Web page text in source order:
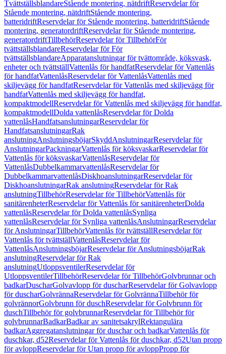
TvättställsblandareStående montering, nätdriftReservdelar för
Stående montering, nätdriftStående montering,
batteridriftReservdelar för Stående montering, batteridriftStående
montering, generatordriftReservdelar för Stående montering,
generatordriftTillbehörReservdelar för TillbehörFör
tvättställsblandareReservdelar för För
tvättställsblandareApparatanslutningar för tvättområde, köksvask,
enheter och tvättställVattenlås för handfatReservdelar för Vattenlås
för handfatVattenlåsReservdelar för VattenlåsVattenlås med
skiljevägg för handfatReservdelar för Vattenlås med skiljevägg för
handfatVattenlås med skiljevägg för handfat,
kompaktmodellReservdelar för Vattenlås med skiljevägg för handfat,
kompaktmodellDolda vattenlåsReservdelar för Dolda
vattenlåsHandfatsanslutningarReservdelar för
HandfatsanslutningarRak
anslutningAnslutningsböjarSkyddAnslutningarReservdelar för
AnslutningarPackningarVattenlås för köksvaskarReservdelar för
Vattenlås för köksvaskarVattenlåsReservdelar för
VattenlåsDubbelkammarvattenlåsReservdelar för
DubbelkammarvattenlåsDiskhoanslutningarReservdelar för
DiskhoanslutningarRak anslutningReservdelar för Rak
anslutningTillbehörReservdelar för TillbehörVattenlås för
sanitärenheterReservdelar för Vattenlås för sanitärenheterDolda
vattenlåsReservdelar för Dolda vattenlåsSynliga
vattenlåsReservdelar för Synliga vattenlåsAnslutningarReservdelar
för AnslutningarTillbehörVattenlås för tvättställReservdelar för
Vattenlås för tvättställVattenlåsReservdelar för
VattenlåsAnslutningsböjarReservdelar för AnslutningsböjarRak
anslutningReservdelar för Rak
anslutningUtloppsventilerReservdelar för
UtloppsventilerTillbehörReservdelar för TillbehörGolvbrunnar och
badkarDuscharGolvavlopp för duscharReservdelar för Golvavlopp
för duscharGolvrännaReservdelar för GolvrännaTillbehör för
golvrännorGolvbrunn för duschReservdelar för Golvbrunn för
duschTillbehör för golvbrunnarReservdelar för Tillbehör för
golvbrunnarBadkarBadkar av sanitetsakrylRektangulära
badkarAggregatanslutningar för duschar och badkarVattenlås för
duschkar, d52Reservdelar för Vattenlås för duschkar, d52Utan propp
för avloppReservdelar för Utan propp för avloppPropp för